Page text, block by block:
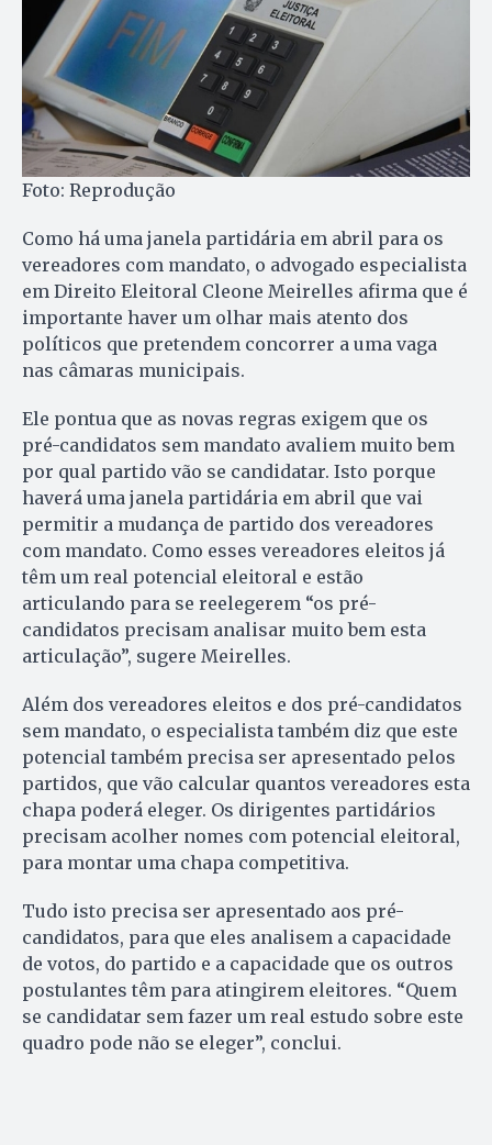
Foto: Reprodução
Como há uma janela partidária em abril para os
vereadores com mandato, o advogado especialista
em Direito Eleitoral Cleone Meirelles afirma que é
importante haver um olhar mais atento dos
políticos que pretendem concorrer a uma vaga
nas câmaras municipais.
Ele pontua que as novas regras exigem que os
pré-candidatos sem mandato avaliem muito bem
por qual partido vão se candidatar. Isto porque
haverá uma janela partidária em abril que vai
permitir a mudança de partido dos vereadores
com mandato. Como esses vereadores eleitos já
têm um real potencial eleitoral e estão
articulando para se reelegerem “os pré-
candidatos precisam analisar muito bem esta
articulação”, sugere Meirelles.
Além dos vereadores eleitos e dos pré-candidatos
sem mandato, o especialista também diz que este
potencial também precisa ser apresentado pelos
partidos, que vão calcular quantos vereadores esta
chapa poderá eleger. Os dirigentes partidários
precisam acolher nomes com potencial eleitoral,
para montar uma chapa competitiva.
Tudo isto precisa ser apresentado aos pré-
candidatos, para que eles analisem a capacidade
de votos, do partido e a capacidade que os outros
postulantes têm para atingirem eleitores. “Quem
se candidatar sem fazer um real estudo sobre este
quadro pode não se eleger”, conclui.